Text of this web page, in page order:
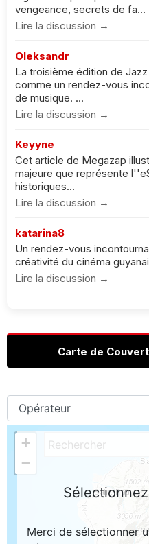
vengeance, secrets de fa...
Lire la discussion →
Oleksandr
La troisième édition de
comme un rendez-vous
de musique. ...
Lire la discussion →
Keyyne
Cet article de Megazap
majeure que représente
historiques...
Lire la discussion →
katarina8
Un rendez-vous
créativité du cinéma
Lire la discussion →
Carte de